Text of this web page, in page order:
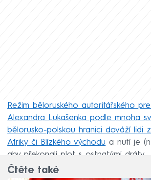
Režim běloruského autoritářského
Alexandra Lukašenka podle mnoha
bělorusko-polskou hranici dováží lidi
Afriky či Blízkého východu a nutí je
aby překonali plot s ostnatými dráty.
Čtěte také